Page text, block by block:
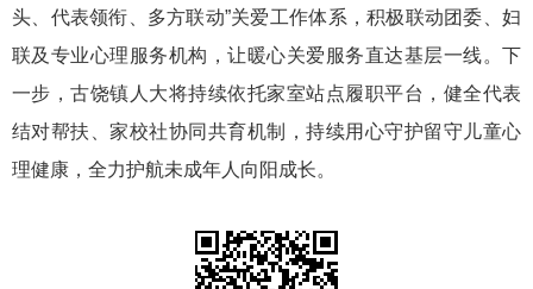
头、代表领衔、多方联动”关爱工作体系，积极联动团委、妇
联及专业心理服务机构，让暖心关爱服务直达基层一线。下
一步，古饶镇人大将持续依托家室站点履职平台，健全代表
结对帮扶、家校社协同共育机制，持续用心守护留守儿童心
理健康，全力护航未成年人向阳成长。